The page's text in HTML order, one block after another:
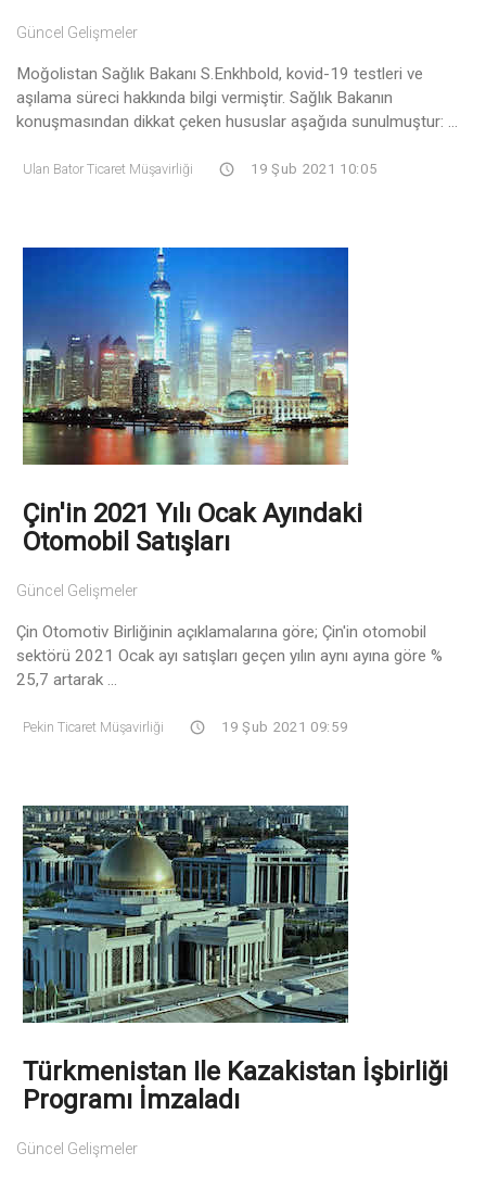
Güncel Gelişmeler
Moğolistan Sağlık Bakanı S.Enkhbold, kovid-19 testleri ve
aşılama süreci hakkında bilgi vermiştir. Sağlık Bakanın
konuşmasından dikkat çeken hususlar aşağıda sunulmuştur: ...
Ulan Bator Ticaret Müşavirliği 19 Şub 2021 10:05
Çin'in 2021 Yılı Ocak Ayındaki
Otomobil Satışları
Güncel Gelişmeler
Çin Otomotiv Birliğinin açıklamalarına göre; Çin'in otomobil
sektörü 2021 Ocak ayı satışları geçen yılın aynı ayına göre %
25,7 artarak ...
Pekin Ticaret Müşavirliği 19 Şub 2021 09:59
Türkmenistan Ile Kazakistan İşbirliği
Programı İmzaladı
Güncel Gelişmeler